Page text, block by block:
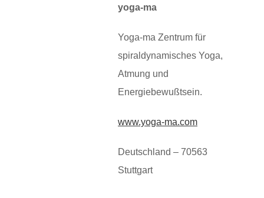
yoga-ma
Yoga-ma Zentrum für
spiraldynamisches Yoga,
Atmung und
Energiebewußtsein.
www.yoga-ma.com
Deutschland – 70563
Stuttgart